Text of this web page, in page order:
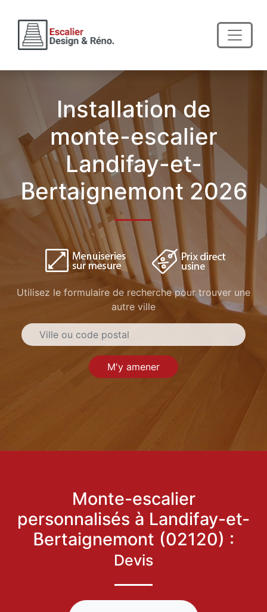
Installation de
monte-escalier
Landifay-et-
Bertaignemont 2026
Utilisez le formulaire de recherche pour trouver une
autre ville
M'y amener
Monte-escalier
personnalisés à Landifay-et-
Bertaignemont (02120) :
Devis